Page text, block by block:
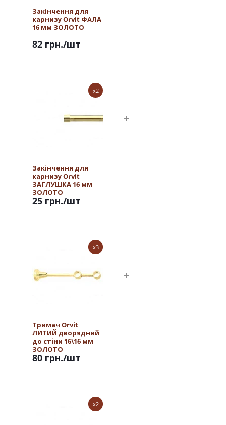
Закінчення для
карнизу Orvit ФАЛА
16 мм ЗОЛОТО
82 грн./шт
x2
Закінчення для
карнизу Orvit
ЗАГЛУШКА 16 мм
ЗОЛОТО
25 грн./шт
x3
Тримач Orvit
ЛИТИЙ дворядний
до стіни 16\16 мм
ЗОЛОТО
80 грн./шт
x2